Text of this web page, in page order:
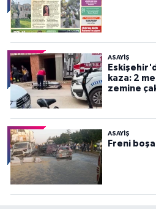
ASAYİŞ
kaza: 2
zemine
ASAYİŞ
Freni